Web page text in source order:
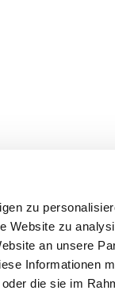
zu
Website zu
an unsere
Informationen
die sie im